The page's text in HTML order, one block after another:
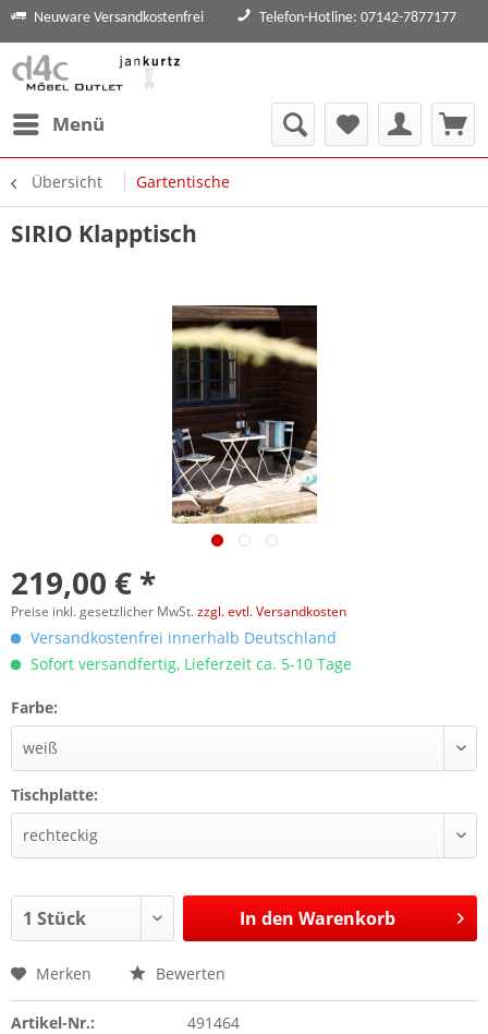
Neuware Versandkostenfrei Telefon-Hotline: 07142-7877177
Menü
Übersicht Gartentische
SIRIO Klapptisch
219,00 € *
Preise inkl. gesetzlicher MwSt.zzgl. evtl. Versandkosten
Versandkostenfrei innerhalb Deutschland
Sofort versandfertig, Lieferzeit ca. 5-10 Tage
Farbe:
Tischplatte:
In den Warenkorb
Merken Bewerten
Artikel-Nr.:
491464